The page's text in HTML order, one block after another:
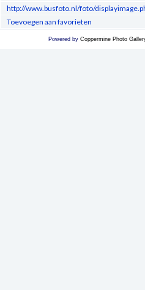
http://www.busfoto.nl/foto/
Toevoegen aan favorieten
Powered by Coppermine Photo